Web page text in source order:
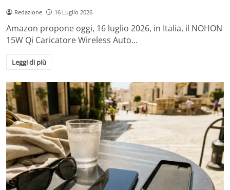
Redazione 16 Luglio 2026
Amazon propone oggi, 16 luglio 2026, in Italia, il NOHON
15W Qi Caricatore Wireless Auto…
Leggi di più